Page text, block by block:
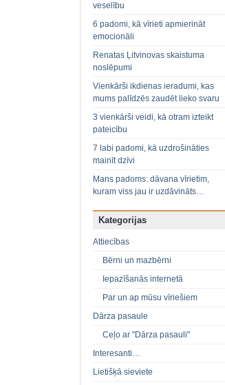
veselību
6 padomi, kā vīrieti apmierināt
emocionāli
Renatas Ļitvinovas skaistuma
noslēpumi
Vienkārši ikdienas ieradumi, kas
mums palīdzēs zaudēt lieko svaru
3 vienkārši veidi, kā otram izteikt
pateicību
7 labi padomi, kā uzdrošināties
mainīt dzīvi
Mans padoms: dāvana vīrietim,
kuram viss jau ir uzdāvināts…
Kategorijas
Attiecības
Bērni un mazbērni
Iepazīšanās internetā
Par un ap mūsu vīriešiem
Dārza pasaule
Ceļo ar "Dārza pasauli"
Interesanti…
Lietišķā sieviete